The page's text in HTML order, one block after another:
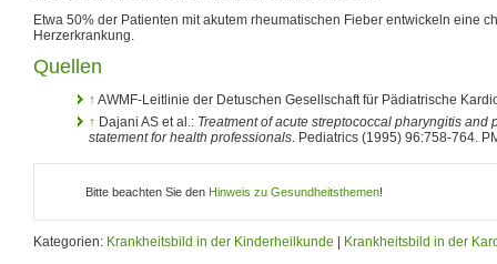
Etwa 50% der Patienten mit akutem rheumatischen Fieber entwickeln eine
Herzerkrankung.
Quellen
↑ AWMF-Leitlinie der Detuschen Gesellschaft für Pädiatrische
↑ Dajani AS et al.: Treatment of acute streptococcal pharyngitis and
statement for health professionals. Pediatrics (1995) 96:758-764.
Bitte beachten Sie den Hinweis zu Gesundheitsthemen!
Kategorien: Krankheitsbild in der Kinderheilkunde Krankheitsbild in der